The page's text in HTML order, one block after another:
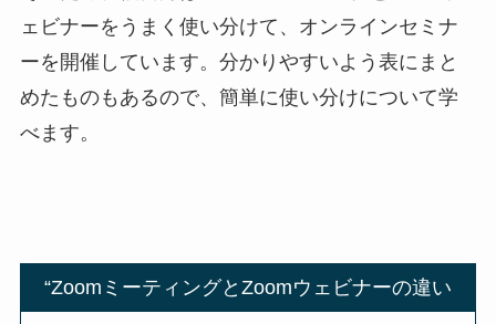
ェビナーをうまく使い分けて、オンラインセミナ
ーを開催しています。分かりやすいよう表にまと
めたものもあるので、簡単に使い分けについて学
べます。
“ZoomミーティングとZoomウェビナーの違い